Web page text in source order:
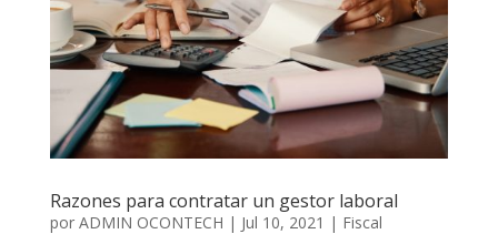
Razones para contratar un gestor laboral
por ADMIN OCONTECH | Jul 10, 2021 | Fiscal